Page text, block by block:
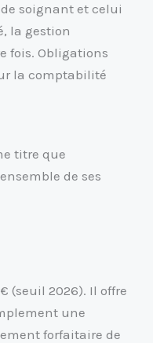
soignant et celui
la gestion
fois. Obligations
la comptabilité
titre que
de ses
(seuil 2026). Il offre
une
forfaitaire de